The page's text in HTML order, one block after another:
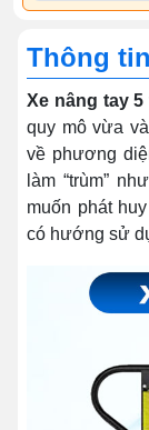
Thông
Xe nâng tay 5
quy mô vừa
về phương
làm “trùm”
muốn phát
có hướng sử